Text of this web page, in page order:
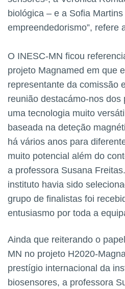
biológica – e a Sofia
empreendedorismo”, refere
O INESC-MN ficou
projeto Magnamed em que
representante da comissão
reunião destacámo-nos dos
uma tecnologia muito
baseada na deteção
há vários anos para
muito potencial além do
a professora Susana
instituto havia sido
grupo de finalistas foi
entusiasmo por toda a
Ainda que reiterando o
MN no projeto H2020-
prestígio internacional da
biosensores, a professora